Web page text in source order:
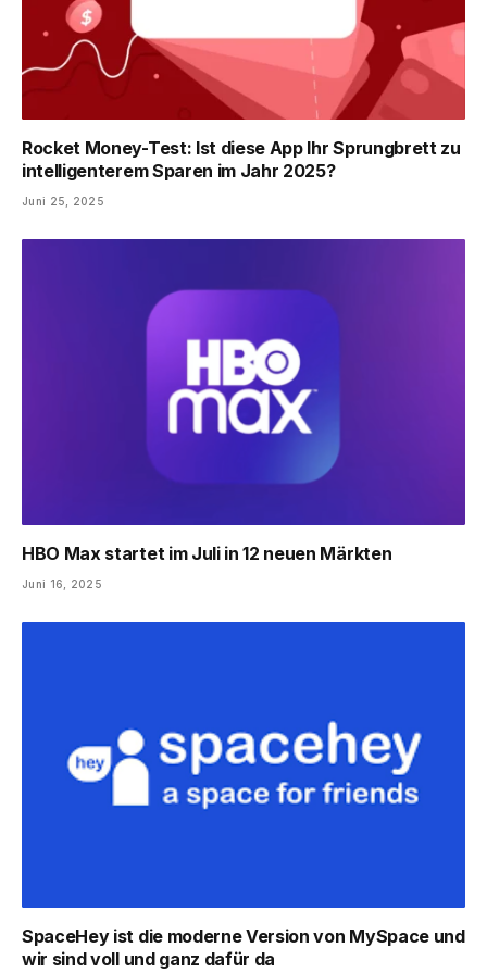
Rocket Money-Test: Ist diese App Ihr ​​Sprungbrett zu
intelligenterem Sparen im Jahr 2025?
Juni 25, 2025
HBO Max startet im Juli in 12 neuen Märkten
Juni 16, 2025
SpaceHey ist die moderne Version von MySpace und
wir sind voll und ganz dafür da